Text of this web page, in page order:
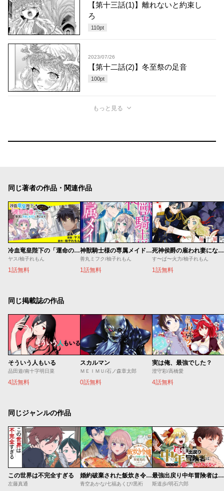
【第十三話(1)】離れないと約束し
ろ
110pt
2023/07/26
【第十二話(2)】冬至祭の足音
100pt
もっと見る
同じ著者の作品・関連作品
冷血竜皇陛下の「運命の番」らしいですが、後宮に引きこもろうと思います ～幼竜を愛でるのに忙しいので皇后争いはご勝手にどうぞ～
ヤス/柚子れもん
1話無料
神獣騎士様の専属メイド～無能と呼ばれた令嬢は、本当は希少な聖属性の使い手だったようです～
善丸ミフク/柚子れもん
1話無料
死神侯爵の雇われ妻になりましたが、子どもたちが可愛すぎて毎日幸せです！
す〜ぱ〜火力/柚子れもん
1話無料
同じ掲載誌の作品
そういう人もいる
品田遊/南十字明日菜
4話無料
スカルマン
ＭＥＩＭＵ/石ノ森章太郎
0話無料
実は俺、最強でした？
澄守彩/高橋愛
4話無料
同じジャンルの作品
この世界は不完全すぎる
左藤真通
婚約破棄された飯炊き令嬢の私は冷酷公爵と専属契約しました～ですが胃袋を掴んだ結果、冷たかった公爵様がどんどん優しくなっています～
青空あかな/七福あくび/黒裄
最強出戻り中年冒険者は、今さら命なんてかけたくない
斯道歩/明石六郎